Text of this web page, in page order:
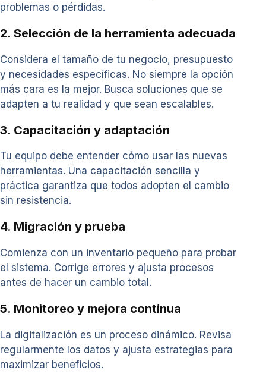
problemas o pérdidas.
2. Selección de la herramienta adecuada
Considera el tamaño de tu negocio, presupuesto
y necesidades específicas. No siempre la opción
más cara es la mejor. Busca soluciones que se
adapten a tu realidad y que sean escalables.
3. Capacitación y adaptación
Tu equipo debe entender cómo usar las nuevas
herramientas. Una capacitación sencilla y
práctica garantiza que todos adopten el cambio
sin resistencia.
4. Migración y prueba
Comienza con un inventario pequeño para probar
el sistema. Corrige errores y ajusta procesos
antes de hacer un cambio total.
5. Monitoreo y mejora continua
La digitalización es un proceso dinámico. Revisa
regularmente los datos y ajusta estrategias para
maximizar beneficios.